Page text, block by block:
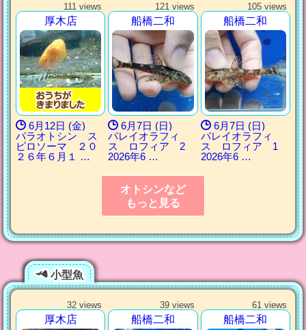
111 views
厚木店
6月12日 (金)
パラオトシン ス
ピロソーマ ２０
２６年６月１ …
121 views
船橋二和
6月7日 (日)
パレイオラフィ
ス ロフィア 2
2026年6 …
105 views
船橋二和
6月7日 (日)
パレイオラフィ
ス ロフィア 1
2026年6 …
オトシンなど
もっと見る
小型魚
32 views
厚木店
39 views
船橋二和
61 views
船橋二和